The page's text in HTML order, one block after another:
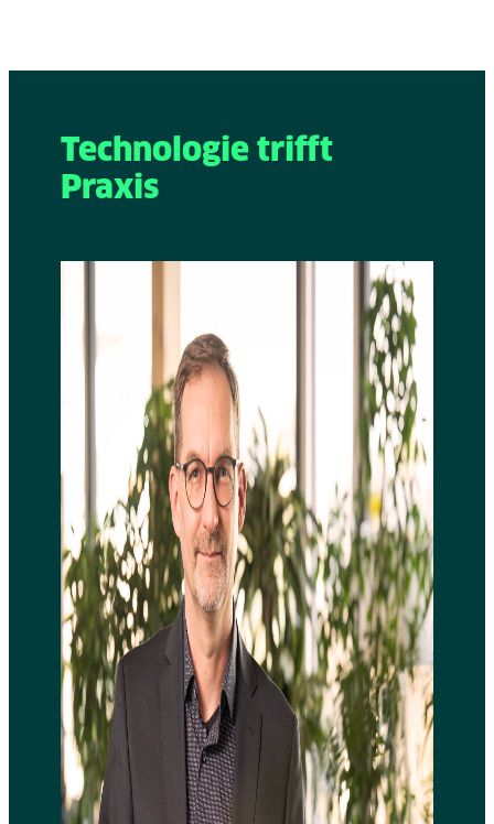
Technologie trifft
Praxis